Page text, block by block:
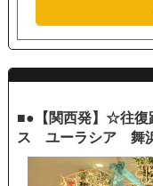
■●【関西発】☆往復
ス ユーラシア 舞